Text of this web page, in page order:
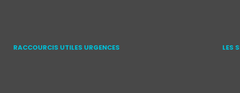
RACCOURCIS UTILES URGENCES LES